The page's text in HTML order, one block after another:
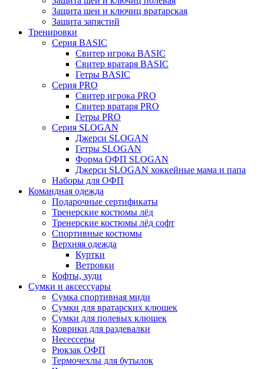
Защита шеи и ключиц вратарская
Защита запястий
Тренировки
Серия BASIC
Свитер игрока BASIC
Свитер вратаря BASIC
Гетры BASIC
Серия PRO
Свитер игрока PRO
Свитер вратаря PRO
Гетры PRO
Серия SLOGAN
Джерси SLOGAN
Гетры SLOGAN
Форма ОФП SLOGAN
Джерси SLOGAN хоккейные мама и папа
Наборы для ОФП
Командная одежда
Подарочные сертификаты
Тренерские костюмы лёд
Тренерские костюмы лёд софт
Спортивные костюмы
Верхняя одежда
Куртки
Ветровки
Кофты, худи
Сумки и аксессуары
Сумка спортивная миди
Сумки для вратарских клюшек
Сумки для полевых клюшек
Коврики для раздевалки
Несессеры
Рюкзак ОФП
Термочехлы для бутылок